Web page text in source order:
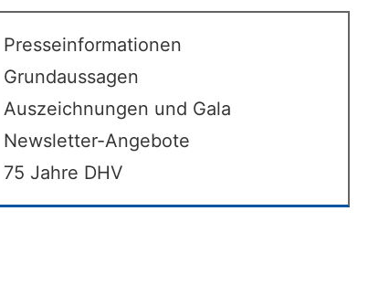
Presseinformationen
Grundaussagen
Auszeichnungen und Gala
Newsletter-Angebote
75 Jahre DHV